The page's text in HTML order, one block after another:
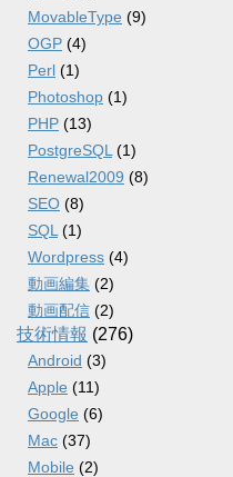
MovableType (9)
OGP (4)
Perl (1)
Photoshop (1)
PHP (13)
PostgreSQL (1)
Renewal2009 (8)
SEO (8)
SQL (1)
Wordpress (4)
動画編集 (2)
動画配信 (2)
技術情報 (276)
Android (3)
Apple (11)
Google (6)
Mac (37)
Mobile (2)